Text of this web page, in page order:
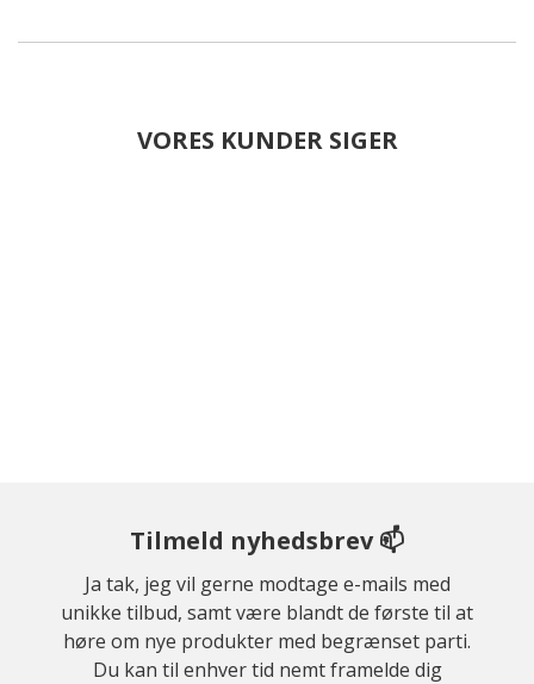
VORES KUNDER SIGER
Tilmeld nyhedsbrev 📫
Ja tak, jeg vil gerne modtage e-mails med
unikke tilbud, samt være blandt de første til at
høre om nye produkter med begrænset parti.
Du kan til enhver tid nemt framelde dig